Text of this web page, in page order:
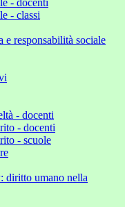
- docenti
- classi
responsabilità sociale
- docenti
- docenti
- scuole
diritto umano nella